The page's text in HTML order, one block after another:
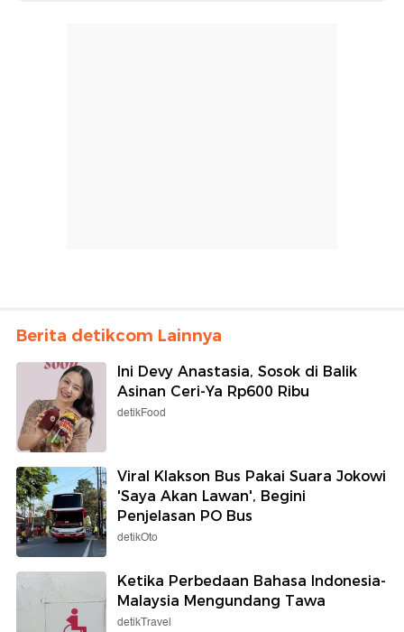
Berita detikcom Lainnya
Ini Devy Anastasia, Sosok di Balik
Asinan Ceri-Ya Rp600 Ribu
detikFood
Viral Klakson Bus Pakai Suara Jokowi
'Saya Akan Lawan', Begini
Penjelasan PO Bus
detikOto
Ketika Perbedaan Bahasa Indonesia-
Malaysia Mengundang Tawa
detikTravel